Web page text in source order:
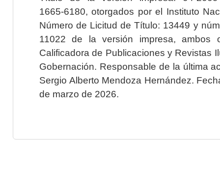
1665-6180, otorgados por el Instituto
Número de Licitud de Título: 13449 y
11022 de la versión impresa, ambos
Calificadora de Publicaciones y Revistas
Gobernación. Responsable de la última
Sergio Alberto Mendoza Hernández.
de marzo de 2026.